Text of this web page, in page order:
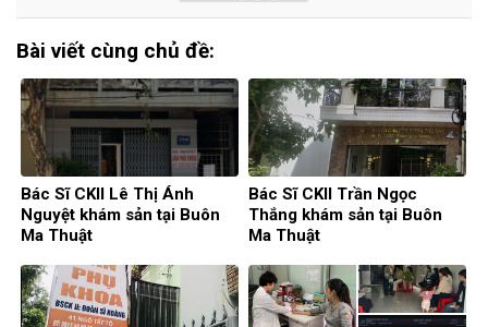
Bài viết cùng chủ đề:
Bác Sĩ CKII Lê Thị Ánh
Nguyệt khám sản tại Buôn
Ma Thuật
Bác Sĩ CKII Trần Ngọc
Thắng khám sản tại Buôn
Ma Thuật